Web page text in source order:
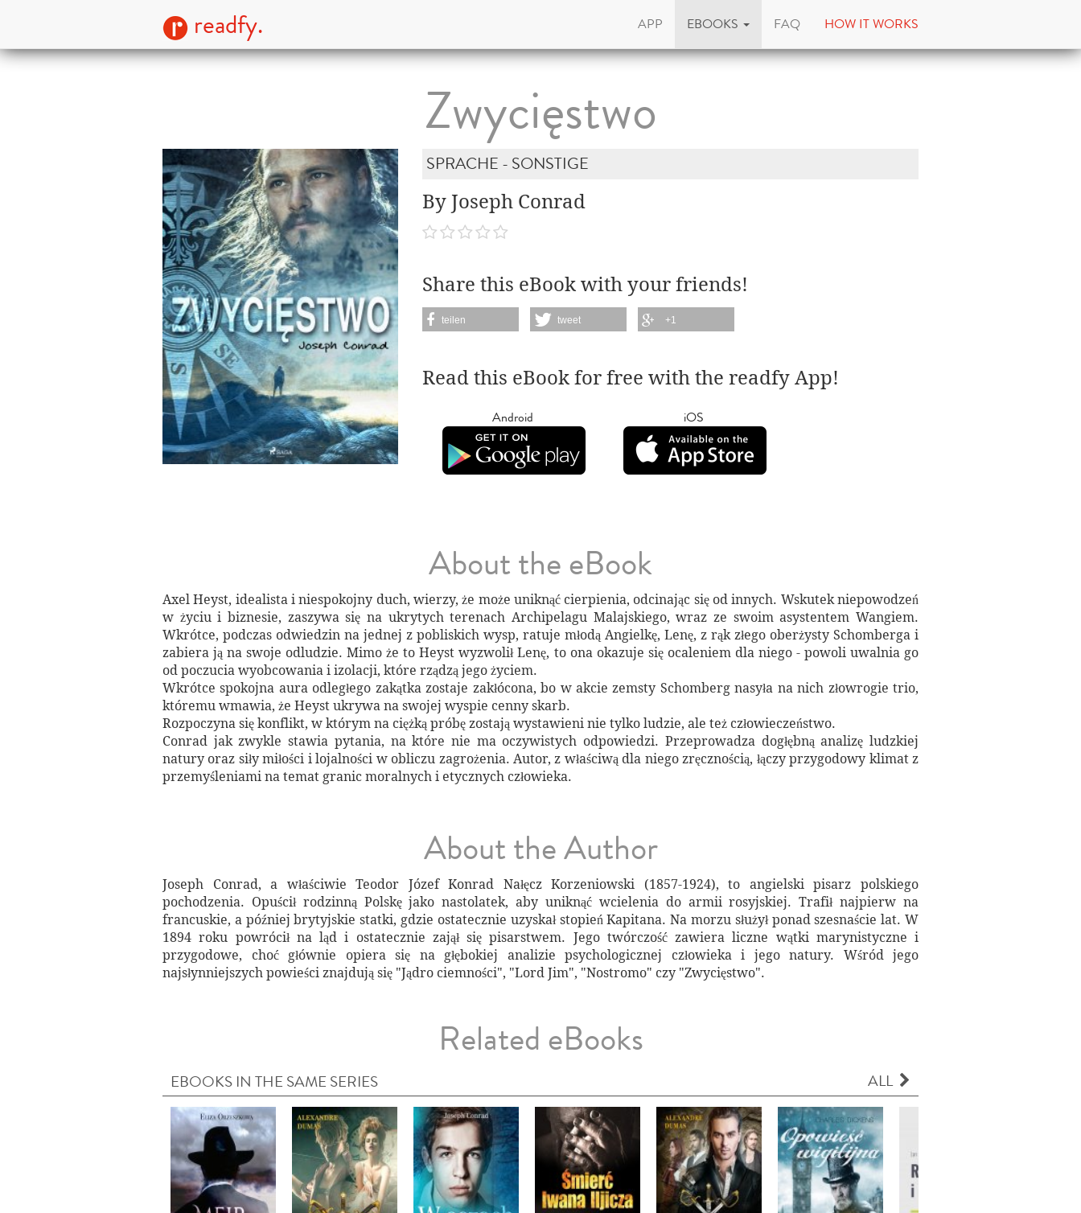
readfy. APP EBOOKS FAQ HOW IT WORKS
Zwycięstwo
SPRACHE - SONSTIGE
By Joseph Conrad
Share this eBook with your friends!
teilen tweet +1
Read this eBook for free with the readfy App!
Android iOS
About the eBook
Axel Heyst, idealista i niespokojny duch, wierzy, że może uniknąć cierpienia, odcinając się od innych. Wskutek niepowodzeń
w życiu i biznesie, zaszywa się na ukrytych terenach Archipelagu Malajskiego, wraz ze swoim asystentem Wangiem.
Wkrótce, podczas odwiedzin na jednej z pobliskich wysp, ratuje młodą Angielkę, Lenę, z rąk złego oberżysty Schomberga i
zabiera ją na swoje odludzie. Mimo że to Heyst wyzwolił Lenę, to ona okazuje się ocaleniem dla niego - powoli uwalnia go
od poczucia wyobcowania i izolacji, które rządzą jego życiem.
Wkrótce spokojna aura odległego zakątka zostaje zakłócona, bo w akcie zemsty Schomberg nasyła na nich złowrogie trio,
któremu wmawia, że Heyst ukrywa na swojej wyspie cenny skarb.
Rozpoczyna się konflikt, w którym na ciężką próbę zostają wystawieni nie tylko ludzie, ale też człowieczeństwo.
Conrad jak zwykle stawia pytania, na które nie ma oczywistych odpowiedzi. Przeprowadza dogłębną analizę ludzkiej
natury oraz siły miłości i lojalności w obliczu zagrożenia. Autor, z właściwą dla niego zręcznością, łączy przygodowy klimat z
przemyśleniami na temat granic moralnych i etycznych człowieka.
About the Author
Joseph Conrad, a właściwie Teodor Józef Konrad Nałęcz Korzeniowski (1857-1924), to angielski pisarz polskiego
pochodzenia. Opuścił rodzinną Polskę jako nastolatek, aby uniknąć wcielenia do armii rosyjskiej. Trafił najpierw na
francuskie, a później brytyjskie statki, gdzie ostatecznie uzyskał stopień Kapitana. Na morzu służył ponad szesnaście lat. W
1894 roku powrócił na ląd i ostatecznie zajął się pisarstwem. Jego twórczość zawiera liczne wątki marynistyczne i
przygodowe, choć głównie opiera się na głębokiej analizie psychologicznej człowieka i jego natury. Wśród jego
najsłynniejszych powieści znajdują się "Jądro ciemności", "Lord Jim", "Nostromo" czy "Zwycięstwo".
Related eBooks
EBOOKS IN THE SAME SERIES ALL